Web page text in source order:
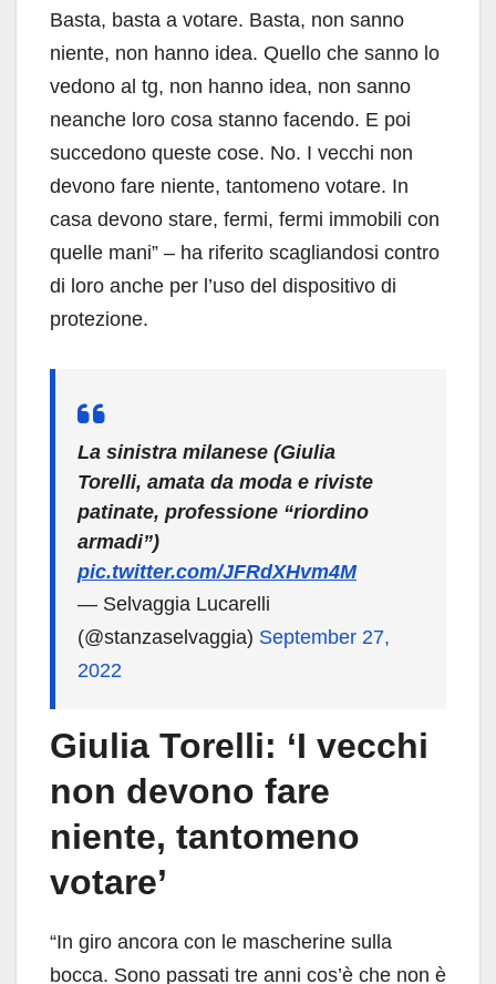
Basta, basta a votare. Basta, non sanno
niente, non hanno idea. Quello che sanno lo
vedono al tg, non hanno idea, non sanno
neanche loro cosa stanno facendo. E poi
succedono queste cose. No. I vecchi non
devono fare niente, tantomeno votare. In
casa devono stare, fermi, fermi immobili con
quelle mani” – ha riferito scagliandosi contro
di loro anche per l’uso del dispositivo di
protezione.
La sinistra milanese (Giulia
Torelli, amata da moda e riviste
patinate, professione “riordino
armadi”)
pic.twitter.com/JFRdXHvm4M
— Selvaggia Lucarelli
(@stanzaselvaggia) September 27,
2022
Giulia Torelli: ‘I vecchi
non devono fare
niente, tantomeno
votare’
“In giro ancora con le mascherine sulla
bocca. Sono passati tre anni cos’è che non è